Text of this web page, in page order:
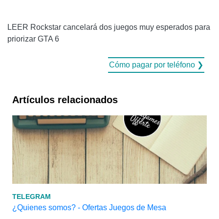
LEER Rockstar cancelará dos juegos muy esperados para
priorizar GTA 6
Cómo pagar por teléfono ❯
Artículos relacionados
TELEGRAM
¿Quienes somos? - Ofertas Juegos de Mesa